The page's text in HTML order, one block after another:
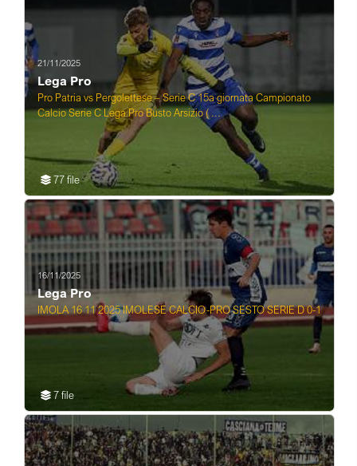
21/11/2025
Lega Pro
Pro Patria vs Pergolettese – Serie C 15a giornata Campionato
Calcio Serie C Lega Pro Busto Arsizio ( ...
77 file
16/11/2025
Lega Pro
IMOLA 16 11 2025 IMOLESE CALCIO-PRO SESTO SERIE D 0-1
7 file